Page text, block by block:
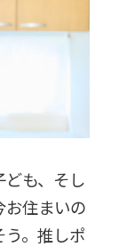
も、そし
お住まいの
。推しポ